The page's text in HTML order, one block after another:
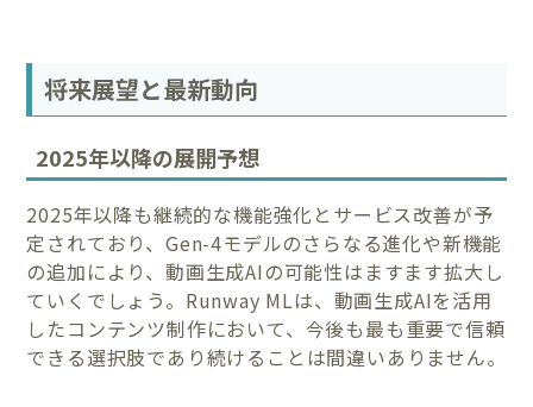
将来展望と最新動向
2025年以降の展開予想
2025年以降も継続的な機能強化とサービス改善が予
定されており、Gen-4モデルのさらなる進化や新機能
の追加により、動画生成AIの可能性はますます拡大し
ていくでしょう。Runway MLは、動画生成AIを活用
したコンテンツ制作において、今後も最も重要で信頼
できる選択肢であり続けることは間違いありません。